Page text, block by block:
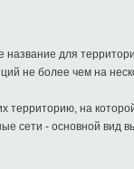
для
более чем на
территорию, на
сети - основной вид